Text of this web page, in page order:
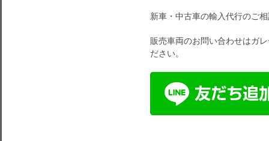
新車・中古車の輸入代行のご
販売車両のお問い合わせはガ
ださい。